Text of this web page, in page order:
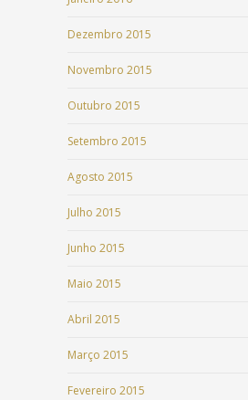
Dezembro 2015
Novembro 2015
Outubro 2015
Setembro 2015
Agosto 2015
Julho 2015
Junho 2015
Maio 2015
Abril 2015
Março 2015
Fevereiro 2015